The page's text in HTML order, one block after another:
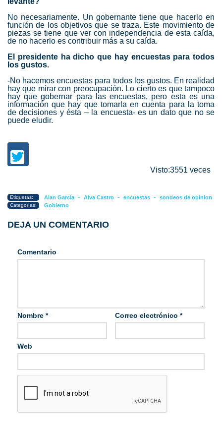
No necesariamente. Un gobernante tiene que hacerlo en
función de los objetivos que se traza. Este movimiento de
piezas se tiene que ver con independencia de esta caída,
de no hacerlo es contribuir más a su caída.
El presidente ha dicho que hay encuestas para todos
los gustos.
-No hacemos encuestas para todos los gustos. En realidad
hay que mirar con preocupación. Lo cierto es que tampoco
hay que gobernar para las encuestas, pero esta es una
información que hay que tomarla en cuenta para la toma
de decisiones y ésta – la encuesta- es un dato que no se
puede eludir.
Visto:3551 veces
Etiquetas: Alan García - Alva Castro - encuestas - sondeos de opinion
Categorías: Gobierno
DEJA UN COMENTARIO
Comentario
Nombre * Correo electrónico *
Web